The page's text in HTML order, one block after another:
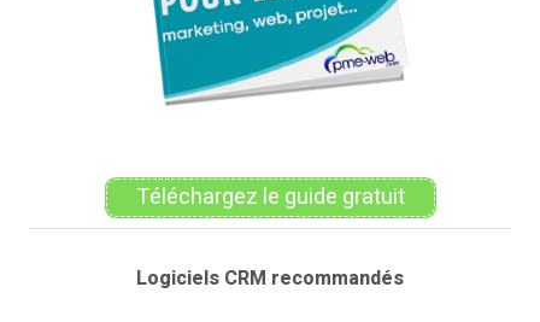
Téléchargez le guide gratuit
Logiciels CRM recommandés